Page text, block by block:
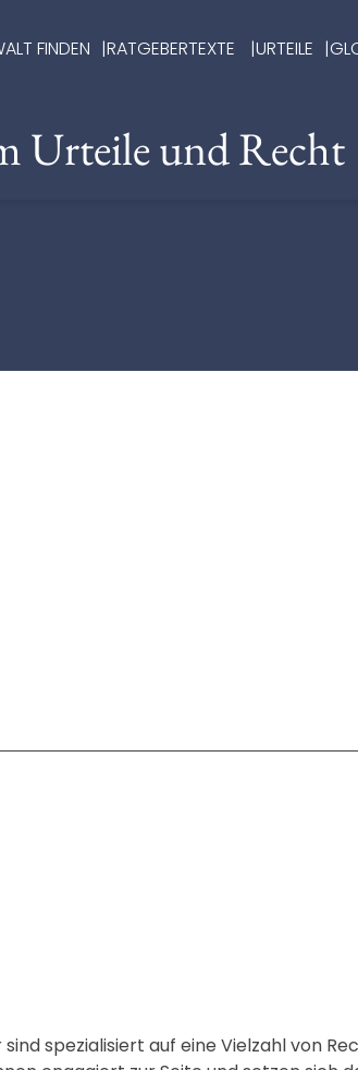
FINDEN RATGEBERTEXTE URTEILE
Urteile und Recht
spezialisiert auf eine Vielzahl von